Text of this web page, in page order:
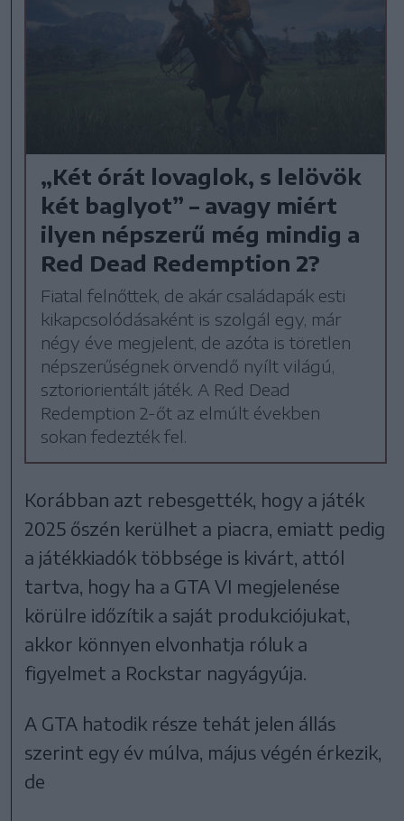
„Két órát lovaglok, s lelövök
két baglyot” – avagy miért
ilyen népszerű még mindig a
Red Dead Redemption 2?
Fiatal felnőttek, de akár családapák esti
kikapcsolódásaként is szolgál egy, már
négy éve megjelent, de azóta is töretlen
népszerűségnek örvendő nyílt világú,
sztoriorientált játék. A Red Dead
Redemption 2-őt az elmúlt években
sokan fedezték fel.
Korábban azt rebesgették, hogy a játék
2025 őszén kerülhet a piacra, emiatt pedig
a játékkiadók többsége is kivárt, attól
tartva, hogy ha a GTA VI megjelenése
körülre időzítik a saját produkciójukat,
akkor könnyen elvonhatja róluk a
figyelmet a Rockstar nagyágyúja.
A GTA hatodik része tehát jelen állás
szerint egy év múlva, május végén érkezik,
de